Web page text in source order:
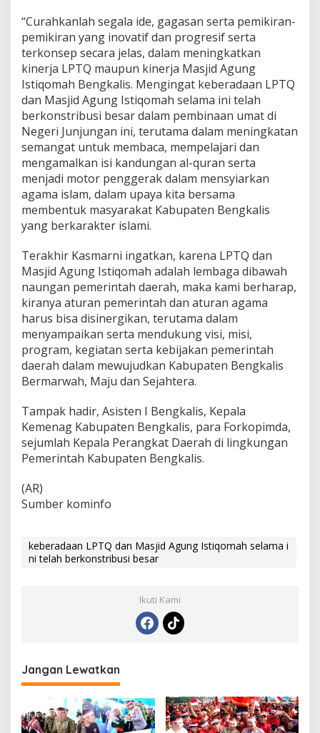
“Curahkanlah segala ide, gagasan serta pemikiran-
pemikiran yang inovatif dan progresif serta
terkonsep secara jelas, dalam meningkatkan
kinerja LPTQ maupun kinerja Masjid Agung
Istiqomah Bengkalis. Mengingat keberadaan LPTQ
dan Masjid Agung Istiqomah selama ini telah
berkonstribusi besar dalam pembinaan umat di
Negeri Junjungan ini, terutama dalam meningkatan
semangat untuk membaca, mempelajari dan
mengamalkan isi kandungan al-quran serta
menjadi motor penggerak dalam mensyiarkan
agama islam, dalam upaya kita bersama
membentuk masyarakat Kabupaten Bengkalis
yang berkarakter islami.
Terakhir Kasmarni ingatkan, karena LPTQ dan
Masjid Agung Istiqomah adalah lembaga dibawah
naungan pemerintah daerah, maka kami berharap,
kiranya aturan pemerintah dan aturan agama
harus bisa disinergikan, terutama dalam
menyampaikan serta mendukung visi, misi,
program, kegiatan serta kebijakan pemerintah
daerah dalam mewujudkan Kabupaten Bengkalis
Bermarwah, Maju dan Sejahtera.
Tampak hadir, Asisten I Bengkalis, Kepala
Kemenag Kabupaten Bengkalis, para Forkopimda,
sejumlah Kepala Perangkat Daerah di lingkungan
Pemerintah Kabupaten Bengkalis.
(AR)
Sumber kominfo
keberadaan LPTQ dan Masjid Agung Istiqomah selama i
ni telah berkonstribusi besar
Ikuti Kami
Jangan Lewatkan